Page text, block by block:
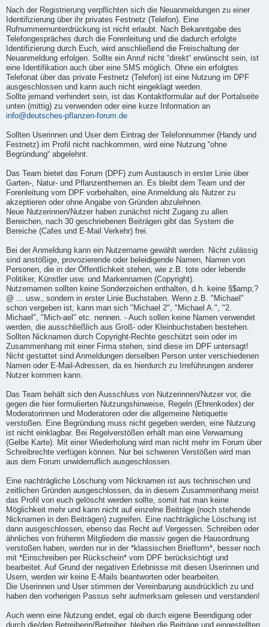
Nach der Registrierung verpflichten sich die Neuanmeldungen zu einer
Identifizierung über ihr privates Festnetz (Telefon). Eine
Rufnummernunterdrückung ist nicht erlaubt. Nach Bekanntgabe des
Telefongespräches durch die Forenleitung und die dadurch erfolgte
Identifizierung durch Euch, wird anschließend die Freischaltung der
Neuanmeldung erfolgen. Sollte ein Anruf nicht “direkt“ erwünscht sein, ist
eine Identifikation auch über eine SMS möglich. Ohne ein erfolgtes
Telefonat über das private Festnetz (Telefon) ist eine Nutzung im DPF
ausgeschlossen und kann auch nicht eingeklagt werden.
Sollte jemand verhindert sein, ist das Kontaktformular auf der Portalseite
unten (mittig) zu verwenden oder eine kurze Information an
info@deutsches-pflanzen-forum.de
Sollten Userinnen und User dem Eintrag der Telefonnummer (Handy und
Festnetz) im Profil nicht nachkommen, wird eine Nutzung “ohne
Begründung“ abgelehnt.
Das Team bietet das Forum (DPF) zum Austausch in erster Linie über
Garten-, Natur- und Pflanzenthemen an. Es bleibt dem Team und der
Forenleitung vom DPF vorbehalten, eine Anmeldung als Nutzer zu
akzeptieren oder ohne Angabe von Gründen abzulehnen.
Neue Nutzerinnen/Nutzer haben zunächst nicht Zugang zu allen
Bereichen, nach 30 geschriebenen Beiträgen gibt das System die
Bereiche (Cafes und E-Mail Verkehr) frei.
Bei der Anmeldung kann ein Nutzername gewählt werden. Nicht zulässig
sind anstößige, provozierende oder beleidigende Namen, Namen von
Personen, die in der Öffentlichkeit stehen, wie z.B. tote oder lebende
Politiker, Künstler usw. und Markennamen (Copyright).
Nutzernamen sollten keine Sonderzeichen enthalten, d.h. keine §$amp;?
@ ... usw., sondern in erster Linie Buchstaben. Wenn z.B. "Michael"
schon vergeben ist, kann man sich "Michael 2", "Michael A.", "2.
Michael", "Mich-ael" etc. nennen. - Auch sollen keine Namen verwendet
werden, die ausschließlich aus Groß- oder Kleinbuchstaben bestehen.
Sollten Nicknamen durch Copyright-Rechte geschützt sein oder im
Zusammenhang mit einer Firma stehen, sind diese im DPF untersagt!
Nicht gestattet sind Anmeldungen derselben Person unter verschiedenen
Namen oder E-Mail-Adressen, da es hierdurch zu Irreführungen anderer
Nutzer kommen kann.
Das Team behält sich den Ausschluss von Nutzerinnen/Nutzer vor, die
gegen die hier formulierten Nutzungshinweise, Regeln (Ehrenkodex) der
Moderatorinnen und Moderatoren oder die allgemeine Netiquette
verstoßen. Eine Begründung muss nicht gegeben werden, eine Nutzung
ist nicht einklagbar. Bei Regelverstößen erhält man eine Verwarnung
(Gelbe Karte). Mit einer Wiederholung wird man nicht mehr im Forum über
Schreibrechte verfügen können. Nur bei schweren Verstößen wird man
aus dem Forum unwiderruflich ausgeschlossen.
Eine nachträgliche Löschung vom Nicknamen ist aus technischen und
zeitlichen Gründen ausgeschlossen, da in diesem Zusammenhang meist
das Profil von euch gelöscht werden sollte, somit hat man keine
Möglichkeit mehr und kann nicht auf einzelne Beiträge (noch stehende
Nicknamen in den Beiträgen) zugreifen. Eine nachträgliche Löschung ist
dann ausgeschlossen, ebenso das Recht auf Vergessen. Schreiben oder
ähnliches von früheren Mitgliedern die massiv gegen die Hausordnung
verstoßen haben, werden nur in der *klassischen Briefform*, besser noch
mit *Einschreiben per Rückschein* vom DPF berücksichtigt und
bearbeitet. Auf Grund der negativen Erlebnisse mit diesen Userinnen und
Usern, werden wir keine E-Mails beantworten oder bearbeiten.
Die Userinnen und User stimmen der Vereinbarung ausdrücklich zu und
haben den vorherigen Passus sehr aufmerksam gelesen und verstanden!
Auch wenn eine Nutzung endet, egal ob durch eigene Beendigung oder
durch die/den Betreiberin/Betreiber, bleiben die Beiträge und eingestellten